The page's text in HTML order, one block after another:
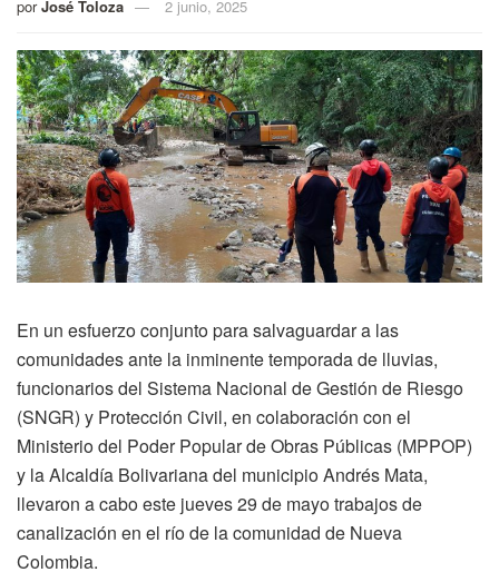
por José Toloza 2 junio, 2025
En un esfuerzo conjunto para salvaguardar a las
comunidades ante la inminente temporada de lluvias,
funcionarios del Sistema Nacional de Gestión de Riesgo
(SNGR) y Protección Civil, en colaboración con el
Ministerio del Poder Popular de Obras Públicas (MPPOP)
y la Alcaldía Bolivariana del municipio Andrés Mata,
llevaron a cabo este jueves 29 de mayo trabajos de
canalización en el río de la comunidad de Nueva
Colombia.